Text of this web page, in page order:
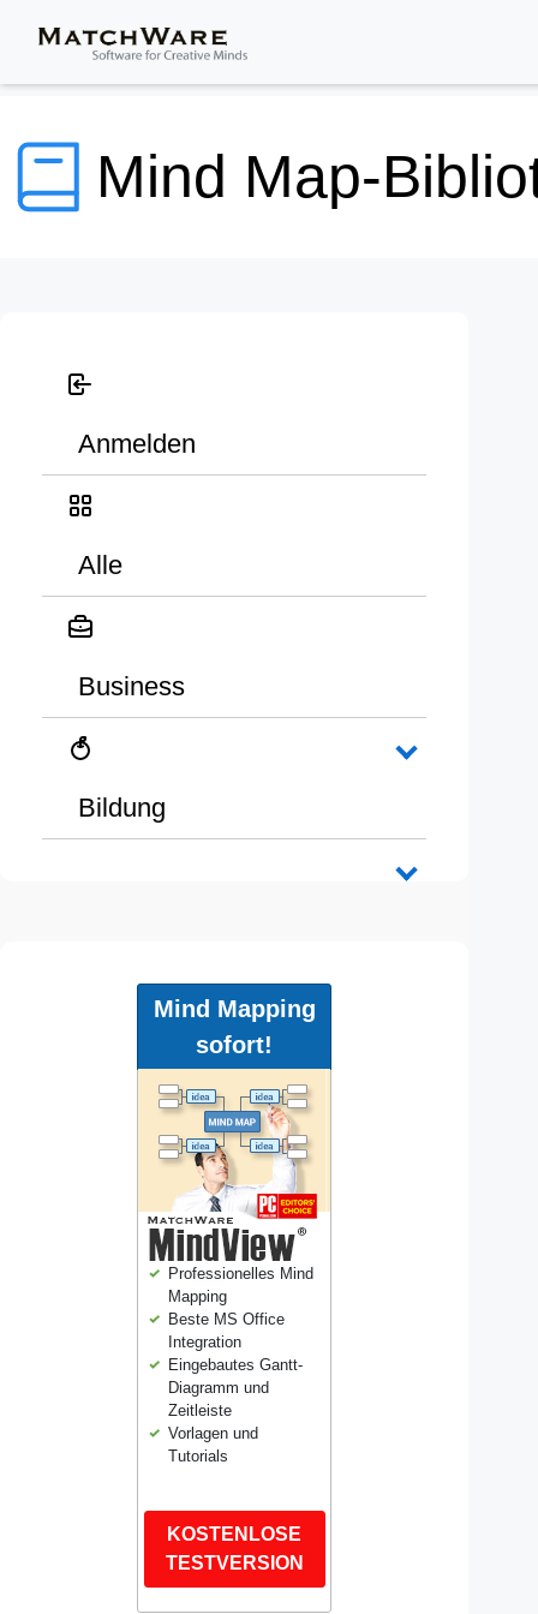
Mind Map-
Anmelden
Alle
Business
Bildung
Mind Mapping
sofort!
Professionelles Mind
Mapping
Beste MS Office
Integration
Eingebautes Gantt-
Diagramm und
Zeitleiste
Vorlagen und
Tutorials
KOSTENLOSE
TESTVERSION